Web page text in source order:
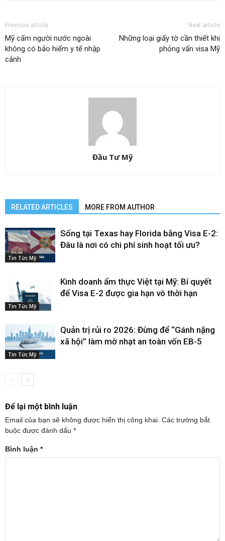
Previous article
Mỹ cấm người nước ngoài
không có bảo hiểm y tế nhập
cảnh
Next article
Những loại giấy tờ cần thiết khi
phỏng vấn visa Mỹ
Đầu Tư Mỹ
RELATED ARTICLES MORE FROM AUTHOR
Tin Tức Mỹ
Sống tại Texas hay Florida bằng Visa E-2:
Đâu là nơi có chi phí sinh hoạt tối ưu?
Tin Tức Mỹ
Kinh doanh ẩm thực Việt tại Mỹ: Bí quyết
để Visa E-2 được gia hạn vô thời hạn
Tin Tức Mỹ
Quản trị rủi ro 2026: Đừng để “Gánh nặng
xã hội” làm mờ nhạt an toàn vốn EB-5
Để lại một bình luận
Email của bạn sẽ không được hiển thị công khai. Các trường bắt
buộc được đánh dấu *
Bình luận *